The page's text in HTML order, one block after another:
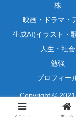
株
映画・ドラマ・
生成AI(イラスト・
人生・社会
勉強
プロフィー
Copyright ©